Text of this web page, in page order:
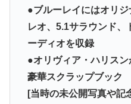
●ブルーレイにはオリ
レオ、5.1サラウンド、
ーディオを収録
●オリヴィア・ハリス
豪華スクラップブック
[当時の未公開写真や記